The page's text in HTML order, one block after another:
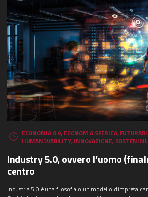
ECONOMIA 0.0, ECONOMIA SFERICA,
HUMANOVABILITY, INNOVAZIONE,
Industry 5.0, ovvero l’uomo
centro
Industria 5.0 è una filosofia o un modello d’impresa